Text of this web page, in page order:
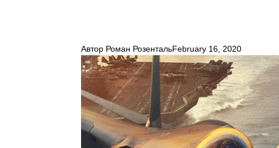
Автор Роман РозентальFebruary 16, 2020